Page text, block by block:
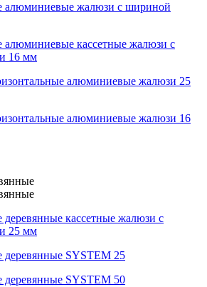
алюминиевые жалюзи с шириной
алюминиевые кассетные жалюзи с
16 мм
алюминиевые жалюзи 25
алюминиевые жалюзи 16
деревянные кассетные жалюзи с
25 мм
деревянные SYSTEM 25
деревянные SYSTEM 50